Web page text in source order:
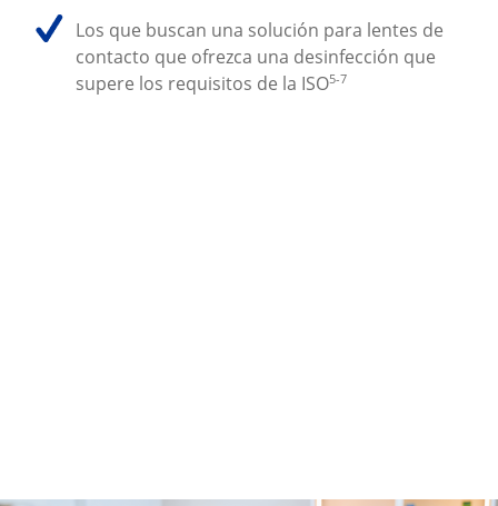
Los que buscan una solución para lentes de
contacto que ofrezca una desinfección que
supere los requisitos de la ISO5-7